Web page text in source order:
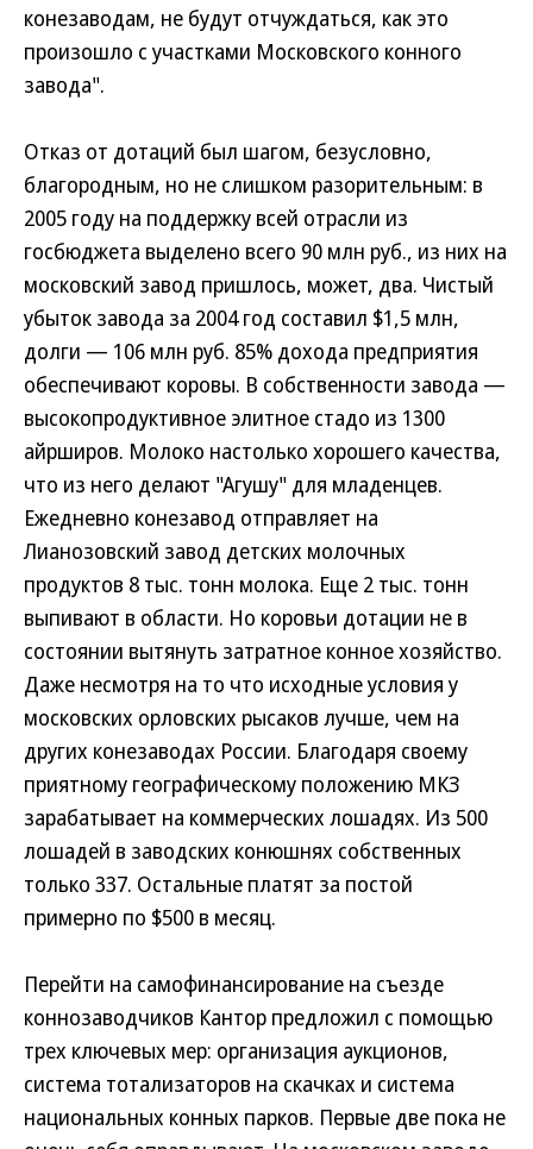
конезаводам, не будут отчуждаться, как это
произошло с участками Московского конного
завода".
Отказ от дотаций был шагом, безусловно,
благородным, но не слишком разорительным: в
2005 году на поддержку всей отрасли из
госбюджета выделено всего 90 млн руб., из них на
московский завод пришлось, может, два. Чистый
убыток завода за 2004 год составил $1,5 млн,
долги — 106 млн руб. 85% дохода предприятия
обеспечивают коровы. В собственности завода —
высокопродуктивное элитное стадо из 1300
айрширов. Молоко настолько хорошего качества,
что из него делают "Агушу" для младенцев.
Ежедневно конезавод отправляет на
Лианозовский завод детских молочных
продуктов 8 тыс. тонн молока. Еще 2 тыс. тонн
выпивают в области. Но коровьи дотации не в
состоянии вытянуть затратное конное хозяйство.
Даже несмотря на то что исходные условия у
московских орловских рысаков лучше, чем на
других конезаводах России. Благодаря своему
приятному географическому положению МКЗ
зарабатывает на коммерческих лошадях. Из 500
лошадей в заводских конюшнях собственных
только 337. Остальные платят за постой
примерно по $500 в месяц.
Перейти на самофинансирование на съезде
коннозаводчиков Кантор предложил с помощью
трех ключевых мер: организация аукционов,
система тотализаторов на скачках и система
национальных конных парков. Первые две пока не